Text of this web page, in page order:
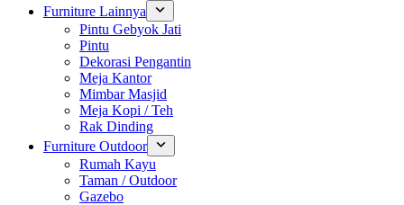
Furniture Lainnya
Pintu Gebyok Jati
Pintu
Dekorasi Pengantin
Meja Kantor
Mimbar Masjid
Meja Kopi / Teh
Rak Dinding
Furniture Outdoor
Rumah Kayu
Taman / Outdoor
Gazebo